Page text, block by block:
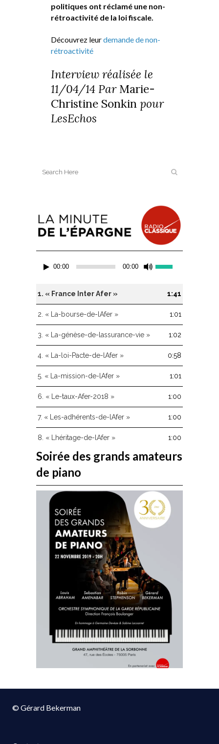
politiques ont réclamé une non-
rétroactivité de la loi fiscale.
Découvrez leurdemande de non-
rétroactivité
Interview réalisée le
11/04/14 Par Marie-
Christine Sonkin pour
LesEchos
audio
00:00 00:00
haut/bas
pour
augmenter
ou
diminuer
le
volume.
1. « France Inter Afer » 1:41
2. « La-bourse-de-lAfer » 1:01
3. « La-génèse-de-lassurance-vie » 1:02
4. « La-loi-Pacte-de-lAfer » 0:58
5. « La-mission-de-lAfer » 1:01
6. « Le-taux-Afer-2018 » 1:00
7. « Les-adhérents-de-lAfer » 1:00
8. « Lhéritage-de-lAfer » 1:00
Soirée des grands amateurs
de piano
© Gérard Bekerman